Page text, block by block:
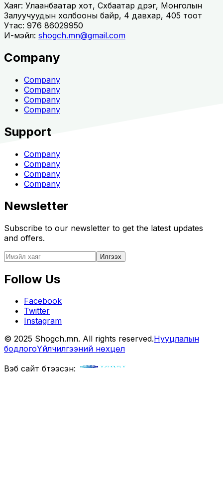
Хаяг: Улаанбаатар хот, Сүхбаатар дүүрэг, Монголын
Залуучуудын холбооны байр, 4 давхар, 405 тоот
Утас: 976 86029950
И-мэйл: shogch.mn@gmail.com
Company
Company
Company
Company
Company
Support
Company
Company
Company
Company
Newsletter
Subscribe to our newsletter to get the latest updates
and offers.
Илгээх
Follow Us
Facebook
Twitter
Instagram
© 2025 Shogch.mn. All rights reserved.Нууцлалын
бодлогоҮйлчилгээний нөхцөл
Вэб сайт бүтээсэн: